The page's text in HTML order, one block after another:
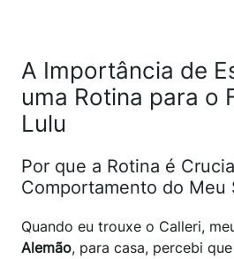
A Importância de
uma Rotina para o
Lulu
Por que a Rotina é
Comportamento do Meu
Quando eu trouxe o Calleri,
Alemão, para casa, percebi